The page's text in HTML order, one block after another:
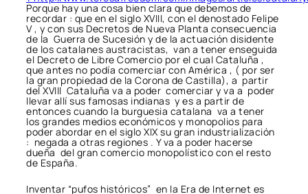
Porque hay una cosa bien clara que debemos de
recordar : que en el siglo XVIII, con el denostado Felipe
V , y con sus Decretos de Nueva Planta consecuencia
de la Guerra de Sucesión y de la actuación disidente
de los catalanes austracistas, van a tener enseguida
el Decreto de Libre Comercio por el cual Cataluña ,
que antes no podía comerciar con América , ( por ser
la gran propiedad de la Corona de Castilla), a partir
del XVIII Cataluña va a poder comerciar y va a poder
llevar allí sus famosas indianas y es a partir de
entonces cuando la burguesia catalana va a tener
los grandes medios económicos y monopolios para
poder abordar en el siglo XIX su gran industrialización
: negada a otras regiones . Y va a poder hacerse
dueña del gran comercio monopolístico con el resto
de España.
Inventar “pufos históricos” en la Era de Internet es